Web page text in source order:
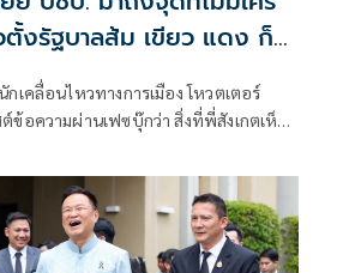
ตั้งรัฐบาลส้ม เขียว แดง ก็
เคลื่อนไหวทางการเมือง โหวตเตอร์
ข้อความผ่านเฟซบุ๊กว่า สิ่งที่พี่สังเกตเห็น
ได้ไงเนี้ย